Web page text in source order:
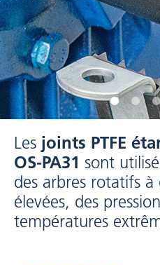
Les joints PTFE
OS-PA31 sont
des arbres rotatifs à
élevées, des
températures